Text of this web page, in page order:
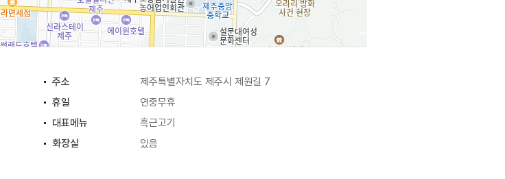
주소
제주특별자치도 제주시 제원길 7
휴일
연중무휴
대표메뉴
흑근고기
화장실 있음